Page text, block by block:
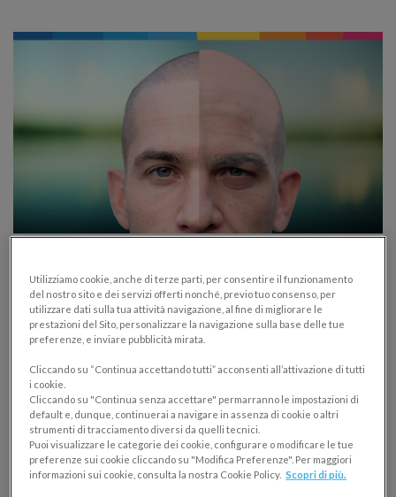
stesso 20enne…10 dritte per ogni
giovane imprenditore
LEADERSHIP E MENTORING
18/09/2015
Una testimonianza e 10 consigli sulla gestione
aziendale di un imprenditore ormai adulto a se stesso
20enne. Scopri le 10 dritte per ogni giovane
imprenditore.
Utilizziamo cookie, anche di terze parti, per consentire il funzionamento
del nostro sito e dei servizi offerti nonché, previo tuo consenso, per
utilizzare dati sulla tua attività navigazione, al fine di migliorare le
prestazioni del Sito, personalizzare la navigazione sulla base delle tue
preferenze, e inviare pubblicità mirata.
Cliccando su “Continua accettando tutti” acconsenti all’attivazione di tutti
i cookie.
Cliccando su "Continua senza accettare" permarranno le impostazioni di
default e, dunque, continuerai a navigare in assenza di cookie o altri
strumenti di tracciamento diversi da quelli tecnici.
Puoi visualizzare le categorie dei cookie, configurare o modificare le tue
preferenze sui cookie cliccando su "Modifica Preferenze". Per maggiori
informazioni sui cookie, consulta la nostra Cookie Policy. Scopri di più.